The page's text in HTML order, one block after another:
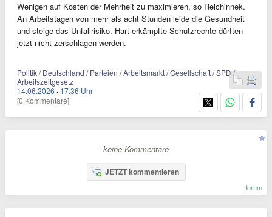
Wenigen auf Kosten der Mehrheit zu maximieren, so Reichinnek.
An Arbeitstagen von mehr als acht Stunden leide die Gesundheit
und steige das Unfallrisiko. Hart erkämpfte Schutzrechte dürften
jetzt nicht zerschlagen werden.
Politik / Deutschland / Parteien / Arbeitsmarkt / Gesellschaft / SPD /
Arbeitszeitgesetz
14.06.2026 · 17:36 Uhr
[0 Kommentare]
- keine Kommentare -
JETZT kommentieren
forum